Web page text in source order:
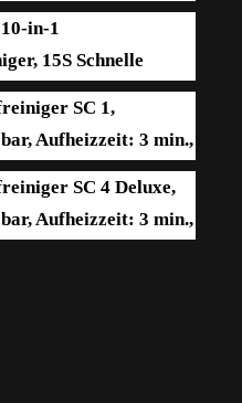
3,2 bar, Aufheizzeit:
W, mit
und 3 Düsen,Single
in-1
15S Schnelle
450 ml
1500 W,
Fenst
SC 1,
Aufheizzeit: 3 min.,
Flächenleistung: 20
, Punktstrahl- und
und Rundbürste
SC 4 Deluxe,
Aufheizzeit: 3 min.,
Weiß